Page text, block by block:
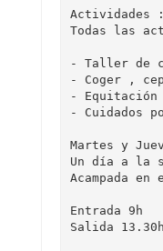
Actividades :
Todas las
- Taller de
- Coger ,
-
- ⁠Cuidados
Martes y
Un día a la
Acampada
Entrada 9h
Salida